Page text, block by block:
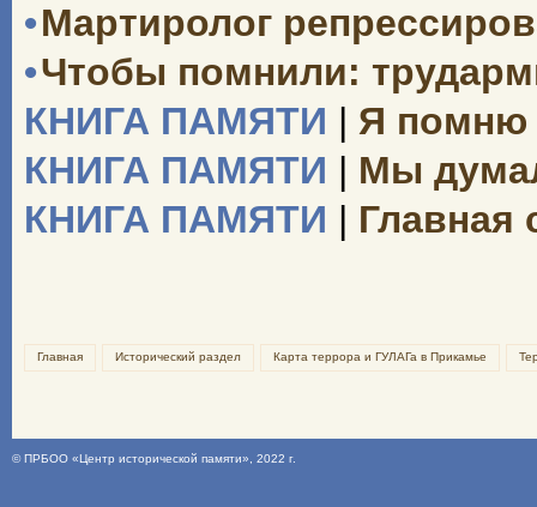
•Мартиролог
•Чтобы помнили:
КНИГА ПАМЯТИ | Я помню
КНИГА ПАМЯТИ | Мы
КНИГА ПАМЯТИ | Главная
Главная Исторический раздел Карта террора и ГУЛАГа в Прикамье
©ПРБОО «Центр исторической памяти» , 2022 г.